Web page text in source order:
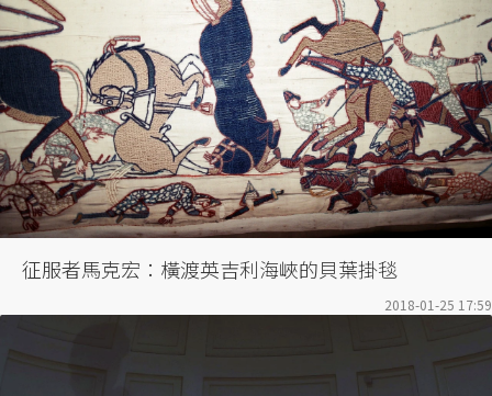
征服者馬克宏：橫渡英吉利海峽的貝葉掛毯
2018-01-25 17:59